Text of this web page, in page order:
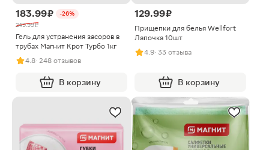
183.99 ₽
-26%
249.99 ₽
Гель для устранения засоров в
трубах Магнит Крот Турбо 1кг
4.8· 248 отзывов
В корзину
129.99 ₽
Прищепки для белья Wellfort
Лапочка 10шт
4.9· 33 отзыва
В корзину